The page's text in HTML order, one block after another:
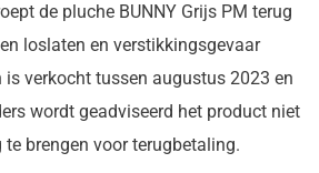
de pluche BUNNY Grijs PM terug
loslaten en verstikkingsgevaar
is verkocht tussen augustus 2023 en
wordt geadviseerd het product niet
te brengen voor terugbetaling.